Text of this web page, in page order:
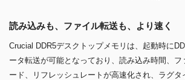
読み込みも、ファイル転送も、より速く
Crucial DDR5デスクトップメモリは、起動時に
ータ転送が可能となっており、読み込み時間、フ
ード、リフレッシュレートが高速化され、ラグタ